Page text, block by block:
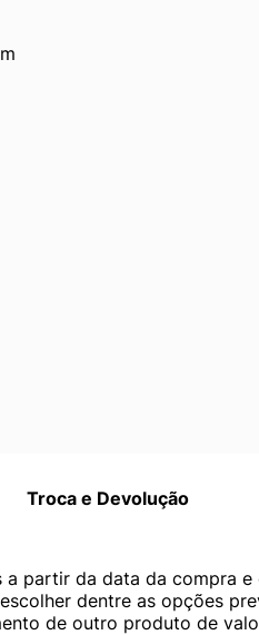
Troca e Devolução
partir da data da compra
dentre as opções
de outro produto de